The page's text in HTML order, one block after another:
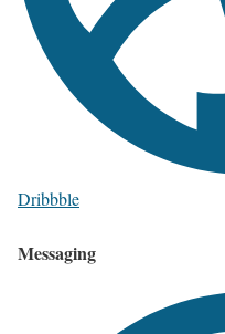
Dribbble
Messaging